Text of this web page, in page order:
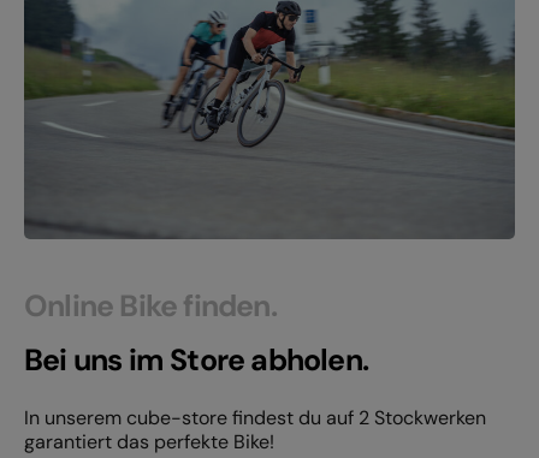
Online Bike finden.
Bei uns im Store abholen.
In unserem cube-store findest du auf 2 Stockwerken
garantiert das perfekte Bike!